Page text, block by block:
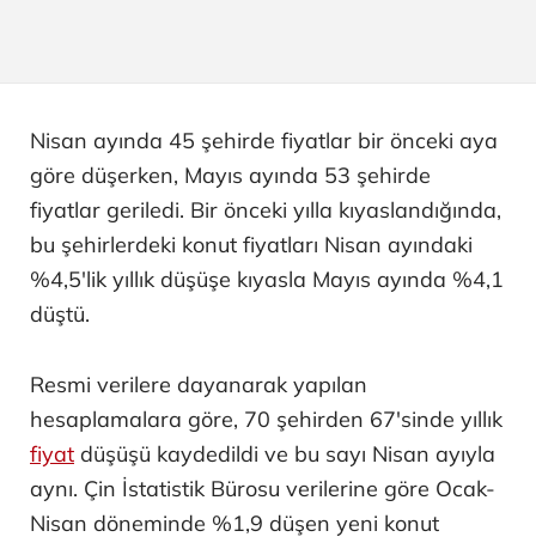
Nisan ayında 45 şehirde fiyatlar bir önceki aya
göre düşerken, Mayıs ayında 53 şehirde
fiyatlar geriledi. Bir önceki yılla kıyaslandığında,
bu şehirlerdeki konut fiyatları Nisan ayındaki
%4,5'lik yıllık düşüşe kıyasla Mayıs ayında %4,1
düştü.
Resmi verilere dayanarak yapılan
hesaplamalara göre, 70 şehirden 67'sinde yıllık
fiyat düşüşü kaydedildi ve bu sayı Nisan ayıyla
aynı. Çin İstatistik Bürosu verilerine göre Ocak-
Nisan döneminde %1,9 düşen yeni konut